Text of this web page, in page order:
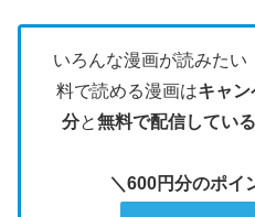
いろんな漫画が読みた
料で読める漫画はキャン
分と無料で配信してい
＼600円分のポイ